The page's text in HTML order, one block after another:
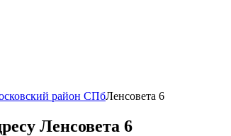
район СПбЛенсовета 6
Ленсовета 6